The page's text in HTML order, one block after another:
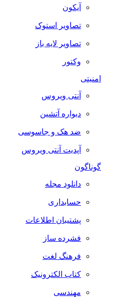
آیکون
تصاویر استوک
تصاویر لایه باز
وکتور
امنیتی
آنتی ویروس
دیواره آتشین
ضد هک و جاسوسی
آپدیت آنتی ویروس
گوناگون
دانلود مجله
حسابداری
پشتیبان اطلاعات
فشرده ساز
فرهنگ لغت
کتاب الکترونیک
مهندسی